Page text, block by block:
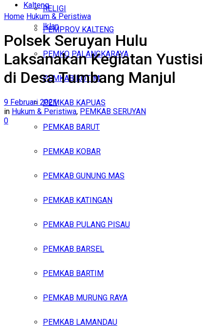
RELIGI
Iklan
Senin, Agustus 10, 2026
Kalteng
PEMPROV KALTENG
PEMKO PALANGKARAYA
PEMKAB KOTIM
PEMKAB KAPUAS
PEMKAB BARUT
PEMKAB KOBAR
PEMKAB GUNUNG MAS
PEMKAB KATINGAN
PEMKAB PULANG PISAU
PEMKAB BARSEL
PEMKAB BARTIM
PEMKAB MURUNG RAYA
PEMKAB LAMANDAU
Home Hukum & Peristiwa
Polsek Seruyan Hulu
Laksanakan Kegiatan Yustisi
di Desa Tumbang Manjul
9 Februari 2021
in Hukum & Peristiwa, PEMKAB SERUYAN
0